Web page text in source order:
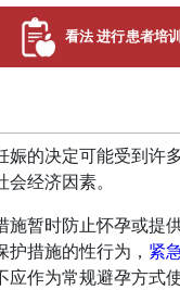
看法 进行患者培训
娠的决定可能受到许
经济因素。
施暂时防止怀孕或提
措施的性行为， 紧
应作为常规避孕方式